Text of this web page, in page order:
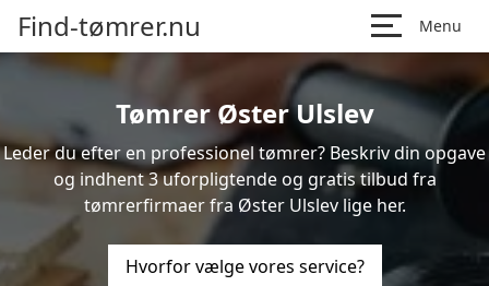
Find-tømrer.nu Menu
Tømrer Øster Ulslev
Leder du efter en professionel tømrer? Beskriv din opgave
og indhent 3 uforpligtende og gratis tilbud fra
tømrerfirmaer fra Øster Ulslev lige her.
Hvorfor vælge vores service?